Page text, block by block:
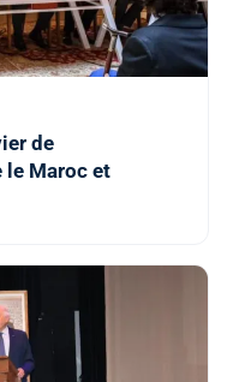
de
le Maroc et